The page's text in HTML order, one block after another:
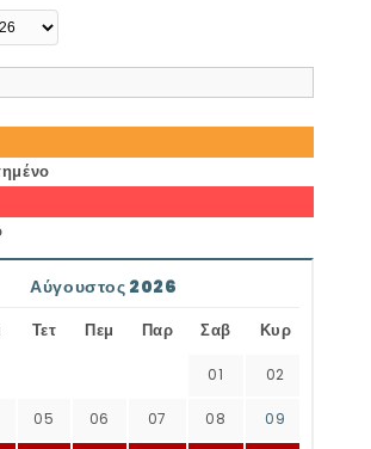
Αύγουστος 2026
Τετ Πεμ Παρ Σαβ Κυρ
01 02
05 06 07 08 09